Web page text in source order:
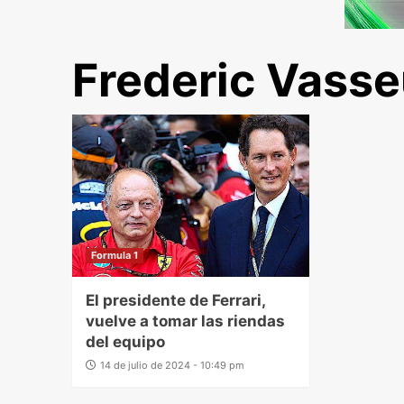
Frederic
Formula 1
El presidente de Ferrari,
vuelve a tomar las riendas
del equipo
14 de julio de 2024 - 10:49 pm